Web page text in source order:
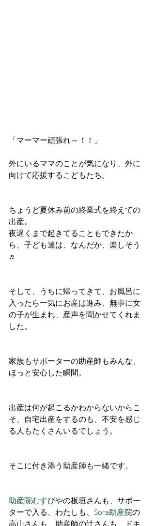
「マーマー頑張れ～！！」
外にいるママのことが気になり、外に
向けて応援するこどもたち。
ちょうど夏休み前の終業式を終えての
出産。
夜遅くまで起きてることもできたか
ら、子ども達は、なんだか、楽しそう
♬
そして、うちに帰ってきて、お風呂に
入ったら一気にお産は進み、無事に女
の子が生まれ、産声を聞かせてくれま
した。
家族もサポーターの助産師もみんな、
ほっと安心した瞬間。
出産は何が起こるかわからないからこ
そ、自宅出産をするのも、不安を感じ
る人もたくさんいるでしょう。
そこに付き添う助産師も一緒です。
助産院むすびやの板垣さんも、サポー
ターで入る、わたしも、 Sora助産院の
高山さんも、助産師の辻さんも、ドキ